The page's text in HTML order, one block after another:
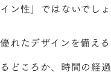
イン性」ではないでしょ
優れたデザインを備え
るどころか、時間の経